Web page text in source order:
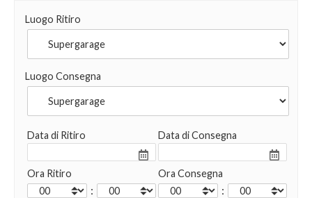
Luogo Ritiro
Luogo Consegna
Data di Ritiro
Ora Ritiro
:
Data di Consegna
Ora Consegna
: